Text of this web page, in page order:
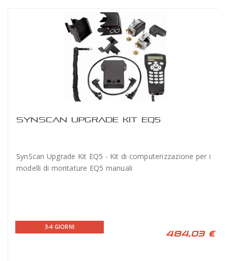
SYNSCAN UPGRADE KIT EQ5
SynScan Upgrade Kit EQ5 - Kit di computerizzazione per i
modelli di montature EQ5 manuali
3-4 GIORNI
484,03 €